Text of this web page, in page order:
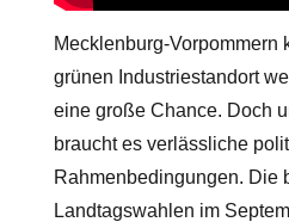
Mecklenburg-Vorpommern
grünen Industriestandort
eine große Chance. Doch
braucht es verlässliche
Rahmenbedingungen. Die
Landtagswahlen im